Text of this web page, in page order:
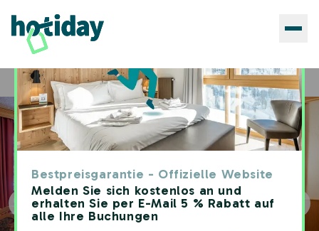
Bestpreisgarantie - Offizielle Website
Melden Sie sich kostenlos an und
erhalten Sie per E-Mail 5 % Rabatt auf
alle Ihre Buchungen
Home Hotels Hotiday Livigno Ski & Spa